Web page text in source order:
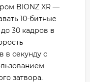
BIONZ XR —
10-битные
30 кадров в
в секунду с
затвора.